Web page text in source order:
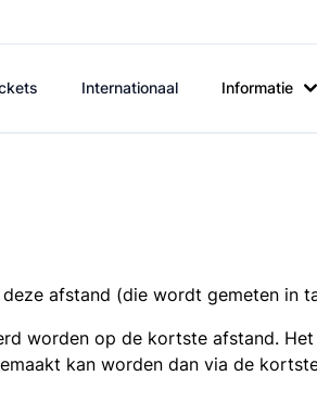
Internationaal Informatie
afstand (die wordt gemeten in
worden op de kortste afstand.
kan worden dan via de